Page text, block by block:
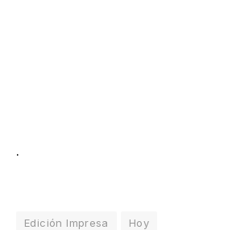
.
Edición Impresa Hoy